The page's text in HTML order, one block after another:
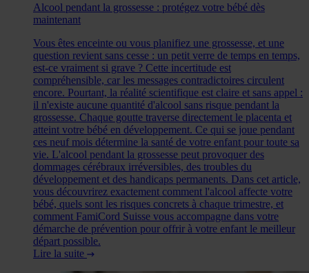
Alcool pendant la grossesse : protégez votre bébé dès
maintenant
Vous êtes enceinte ou vous planifiez une grossesse, et une
question revient sans cesse : un petit verre de temps en temps,
est-ce vraiment si grave ? Cette incertitude est
compréhensible, car les messages contradictoires circulent
encore. Pourtant, la réalité scientifique est claire et sans appel :
il n'existe aucune quantité d'alcool sans risque pendant la
grossesse. Chaque goutte traverse directement le placenta et
atteint votre bébé en développement. Ce qui se joue pendant
ces neuf mois détermine la santé de votre enfant pour toute sa
vie. L'alcool pendant la grossesse peut provoquer des
dommages cérébraux irréversibles, des troubles du
développement et des handicaps permanents. Dans cet article,
vous découvrirez exactement comment l'alcool affecte votre
bébé, quels sont les risques concrets à chaque trimestre, et
comment FamiCord Suisse vous accompagne dans votre
démarche de prévention pour offrir à votre enfant le meilleur
départ possible.
Lire la suite